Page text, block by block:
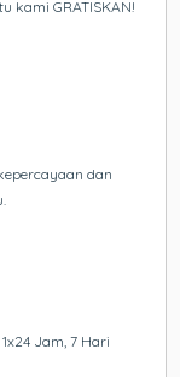
kami GRATISKAN!
dan
Jam, 7 Hari